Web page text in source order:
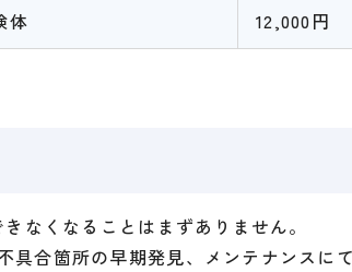
体
12,000円
なくなることはまずありません。
合箇所の早期発見、メンテナンスに